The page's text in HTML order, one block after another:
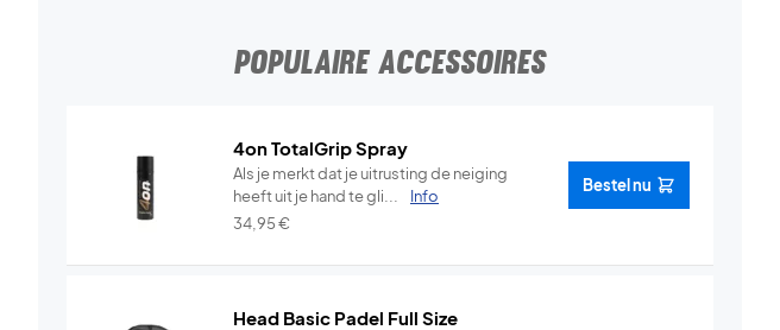
POPULAIRE ACCESSOIRES
4on TotalGrip Spray
Als je merkt dat je uitrusting de neiging
heeft uit je hand te gli...
Info
34,95€
Bestel nu
Head Basic Padel Full Size